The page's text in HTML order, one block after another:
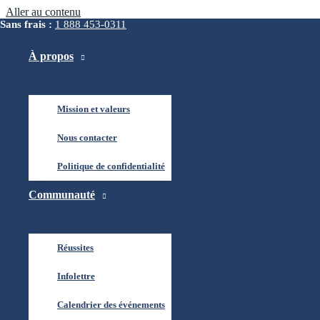
Aller au contenu
Sans frais : 1 888 453-0311
À propos
Mission et valeurs
Nous contacter
Politique de confidentialité
Communauté
Réussites
Infolettre
Calendrier des événements
APERçU
Conçu pour la performance. Pensé pour la vraie vie.
Chaque fauteuil roulant motorisé Alltrack est conçu
utilisateurs, dans de vrais environnements. De son
gamme Alltrack est conçue pour s’adapter et performer,
Caractéristiques communes à tous les modèles